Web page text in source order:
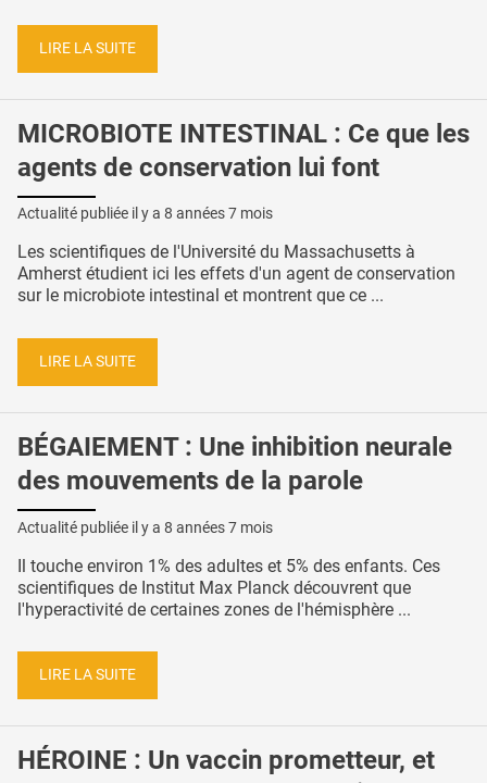
LIRE LA SUITE
MICROBIOTE INTESTINAL : Ce que les
agents de conservation lui font
Actualité publiée il y a 8 années 7 mois
Les scientifiques de l'Université du Massachusetts à
Amherst étudient ici les effets d'un agent de conservation
sur le microbiote intestinal et montrent que ce ...
LIRE LA SUITE
BÉGAIEMENT : Une inhibition neurale
des mouvements de la parole
Actualité publiée il y a 8 années 7 mois
Il touche environ 1% des adultes et 5% des enfants. Ces
scientifiques de Institut Max Planck découvrent que
l'hyperactivité de certaines zones de l'hémisphère ...
LIRE LA SUITE
HÉROINE : Un vaccin prometteur, et